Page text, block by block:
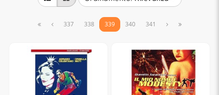
  337 338 339 340 341  